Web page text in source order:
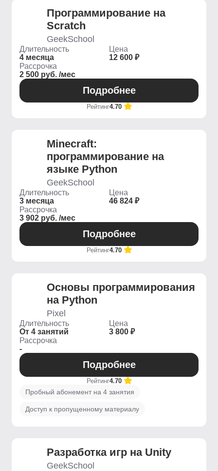
Программирование на
Scratch
GeekSchool
Длительность
4 месяца
Цена
12 600 ₽
Рассрочка
2 500 руб. /мес
Подробнее
Рейтинг4.70
Minecraft:
программирование на
языке Python
GeekSchool
Длительность
3 месяца
Цена
46 824 ₽
Рассрочка
3 902 руб. /мес
Подробнее
Рейтинг4.70
Основы программирования
на Python
Pixel
Длительность
От 4 занятий
Цена
3 800 ₽
Рассрочка
-
Подробнее
Рейтинг4.70
Пробный абонемент на 4 занятия
Доступ к пропущенному материалу
Разработка игр на Unity
GeekSchool